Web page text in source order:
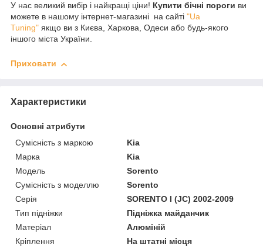
У нас великий вибір і найкращі ціни! Купити бічні пороги ви
можете в нашому інтернет-магазині на сайті "Ua
Tuning" якщо ви з Києва, Харкова, Одеси або будь-якого
іншого міста України.
Приховати
Характеристики
Основні атрибути
Сумісність з маркою
Kia
Марка
Kia
Модель
Sorento
Сумісність з моделлю
Sorento
Серія
SORENTO I (JC) 2002-2009
Тип підніжки
Підніжка майданчик
Матеріал
Алюміній
Кріплення
На штатні місця